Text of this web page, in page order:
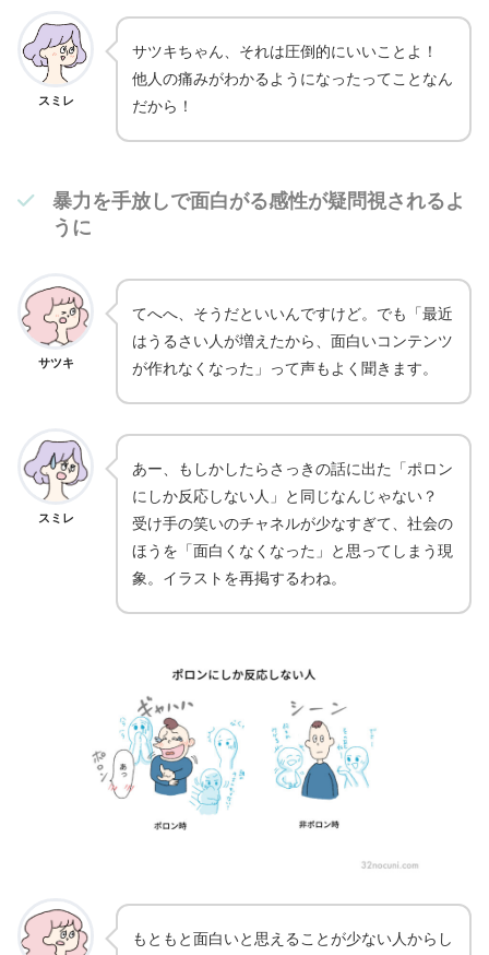
スミレ
サツキちゃん、それは圧倒的にいいことよ！
他人の痛みがわかるようになったってことなん
だから！
暴力を手放しで面白がる感性が疑問視されるよ
うに
サツキ
てへへ、そうだといいんですけど。でも「最近
はうるさい人が増えたから、面白いコンテンツ
が作れなくなった」って声もよく聞きます。
スミレ
あー、もしかしたらさっきの話に出た「ポロン
にしか反応しない人」と同じなんじゃない？
受け手の笑いのチャネルが少なすぎて、社会の
ほうを「面白くなくなった」と思ってしまう現
象。イラストを再掲するわね。
もともと面白いと思えることが少ない人からし